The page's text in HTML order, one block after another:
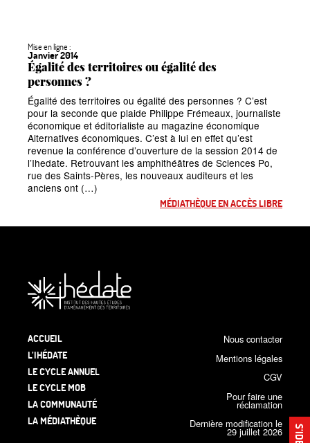
Mise en ligne :
Janvier 2014
Égalité des territoires ou égalité des
personnes?
Égalité des territoires ou égalité des personnes ? C’est
pour la seconde que plaide Philippe Frémeaux, journaliste
économique et éditorialiste au magazine économique
Alternatives économiques. C’est à lui en effet qu’est
revenue la conférence d’ouverture de la session 2014 de
l’Ihedate. Retrouvant les amphithéâtres de Sciences Po,
rue des Saints-Pères, les nouveaux auditeurs et les
anciens ont (…)
MÉDIATHÈQUE EN ACCÈS LIBRE
ACCUEIL
L’IHÉDATE
LE CYCLE ANNUEL
LE CYCLE MOB
LA COMMUNAUTÉ
LA MÉDIATHÈQUE
Nous contacter
Mentions légales
CGV
Pour faire une
réclamation
Dernière modification le
29 juillet 2026